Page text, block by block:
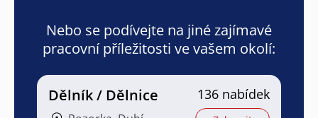
Nebo se podívejte na jiné zajímavé
pracovní příležitosti ve vašem okolí:
Dělník / Dělnice 136 nabídek